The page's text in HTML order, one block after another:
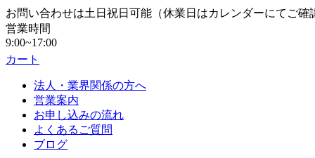
お問い合わせは土日祝日可能（休業日はカレンダーにてご確
営業時間
9:00~17:00
カート
法人・業界関係の方へ
営業案内
お申し込みの流れ
よくあるご質問
ブログ